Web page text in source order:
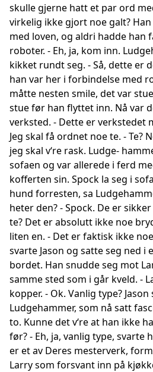
skulle gjerne hatt et par ord
virkelig ikke gjort noe galt?
med loven, og aldri hadde han
roboter. - Eh, ja, kom inn.
kikket rundt seg. - Så, dette er
han var her i forbindelse med
måtte nesten smile, det var
stue før han flyttet inn. Nå var
verksted. - Dette er verkstedet
Jeg skal få ordnet noe te. - Te?
jeg skal v‘re rask. Ludge-
sofaen og var allerede i ferd
kofferten sin. Spock la seg i
hund forresten, sa
heter den? - Spock. De er
te? Det er absolutt ikke noe
liten en. - Det er faktisk ikke
svarte Jason og satte seg ned i
bordet. Han snudde seg mot
samme sted som i går kveld. -
kopper. - Ok. Vanlig type?
Ludgehammer, som nå satt
to. Kunne det v‘re at han ikke
før? - Eh, ja, vanlig type,
er et av Deres mesterverk,
Larry som forsvant inn på